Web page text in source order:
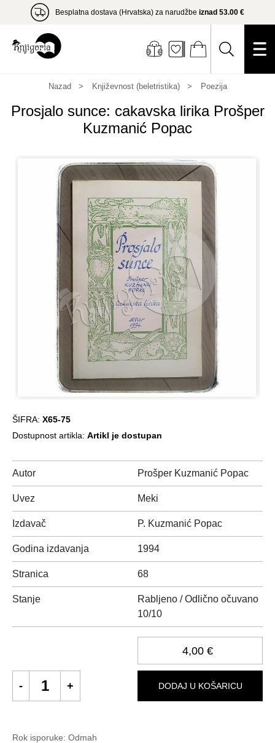
Besplatna dostava (Hrvatska) za narudžbe iznad 53.00 €
Nazad Književnost (beletristika) Poezija
Prosjalo sunce: cakavska lirika Prošper
Kuzmanić Popac
ŠIFRA: X65-75
Dostupnost artikla: Artikl je dostupan
Autor Prošper Kuzmanić Popac
Uvez Meki
Izdavač P. Kuzmanić Popac
Godina izdavanja 1994
Stranica 68
Stanje
Rabljeno / Odlično očuvano
10/10
4,00 €
DODAJ U KOŠARICU
Rok isporuke: Odmah